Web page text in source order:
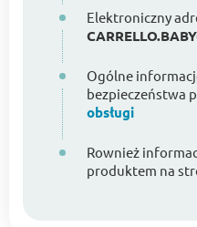
Elektroniczny
Ogólne
bezpieczeństwa
obsługi
Rownież
produktem na